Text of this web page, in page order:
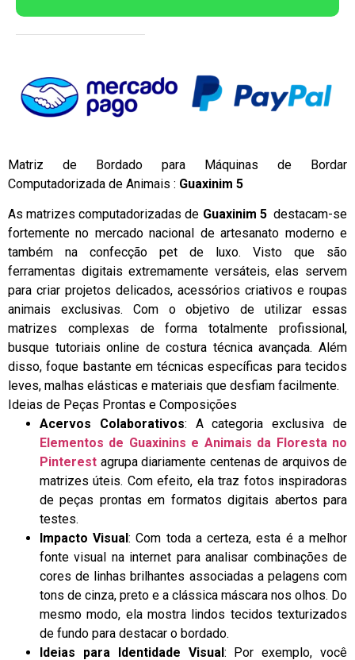
Matriz de Bordado para Máquinas de Bordar
Computadorizada de Animais : Guaxinim 5
As matrizes computadorizadas de Guaxinim 5 destacam-se
fortemente no mercado nacional de artesanato moderno e
também na confecção pet de luxo. Visto que são
ferramentas digitais extremamente versáteis, elas servem
para criar projetos delicados, acessórios criativos e roupas
animais exclusivas. Com o objetivo de utilizar essas
matrizes complexas de forma totalmente profissional,
busque tutoriais online de costura técnica avançada. Além
disso, foque bastante em técnicas específicas para tecidos
leves, malhas elásticas e materiais que desfiam facilmente.
Ideias de Peças Prontas e Composições
Acervos Colaborativos: A categoria exclusiva de
Elementos de Guaxinins e Animais da Floresta no
Pinterest agrupa diariamente centenas de arquivos de
matrizes úteis. Com efeito, ela traz fotos inspiradoras
de peças prontas em formatos digitais abertos para
testes.
Impacto Visual: Com toda a certeza, esta é a melhor
fonte visual na internet para analisar combinações de
cores de linhas brilhantes associadas a pelagens com
tons de cinza, preto e a clássica máscara nos olhos. Do
mesmo modo, ela mostra lindos tecidos texturizados
de fundo para destacar o bordado.
Ideias para Identidade Visual: Por exemplo, você